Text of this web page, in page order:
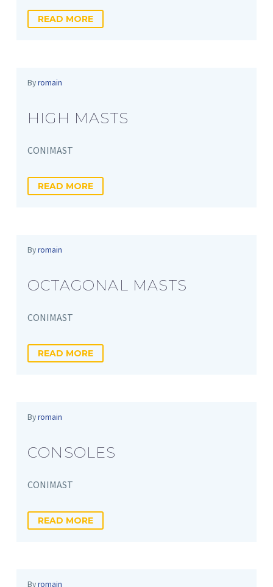
READ MORE
Byromain
HIGH MASTS
CONIMAST
READ MORE
Byromain
OCTAGONAL MASTS
CONIMAST
READ MORE
Byromain
CONSOLES
CONIMAST
READ MORE
Byromain